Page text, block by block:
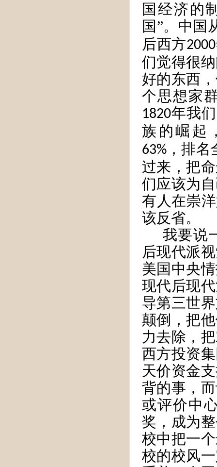
国经济的
国”。 中国
后西方2000
们觉得很
好的东西
个思想家
1820年我
族的崛起
63% ，排
过来，把
们应该为
有人在崇
该反省。
我要说
后现代派
美国中央
现代后现
导第三世
颠倒，把
力去除，
西方投资
天价资金
背的事，
或评价中
奖，成为
校中把一
校的校风